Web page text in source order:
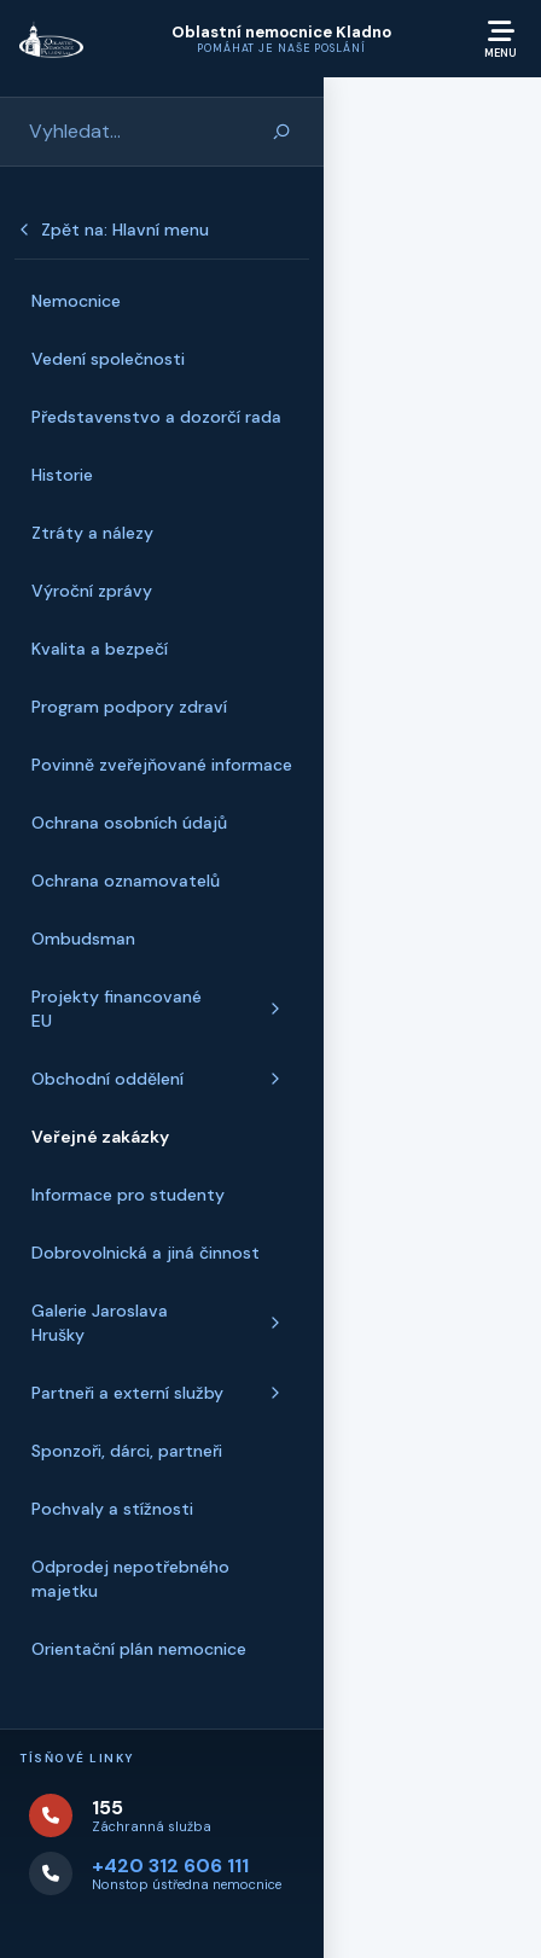
Oblastní nemocnice Kladno
POMÁHAT JE NAŠE POSLÁNÍ
Zpět na: Hlavní menu
Nemocnice
Vedení společnosti
Představenstvo a dozorčí rada
Historie
Ztráty a nálezy
Výroční zprávy
Kvalita a bezpečí
Program podpory zdraví
Povinně zveřejňované informace
Ochrana osobních údajů
Ochrana oznamovatelů
Ombudsman
Projekty financované
EU
Obchodní oddělení
Veřejné zakázky
Informace pro studenty
Dobrovolnická a jiná činnost
Galerie Jaroslava
Hrušky
Partneři a externí služby
Sponzoři, dárci, partneři
Pochvaly a stížnosti
Odprodej nepotřebného
majetku
Orientační plán nemocnice
TÍSŇOVÉ LINKY
155
Záchranná služba
+420 312 606 111
Nonstop ústředna nemocnice